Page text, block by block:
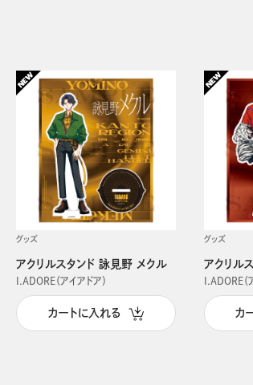
グッズ
アクリルスタンド 詠見野 メクル
I.ADORE（アイアドア）
カートに入れる
グッズ
アクリル
I.ADORE（
カ